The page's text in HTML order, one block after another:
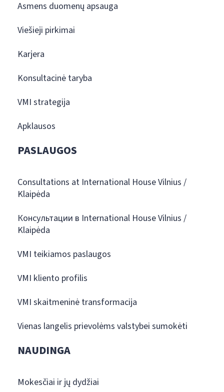
Asmens duomenų apsauga
Viešieji pirkimai
Karjera
Konsultacinė taryba
VMI strategija
Apklausos
PASLAUGOS
Consultations at International House Vilnius /
Klaipėda
Консультации в International House Vilnius /
Klaipėda
VMI teikiamos paslaugos
VMI kliento profilis
VMI skaitmeninė transformacija
Vienas langelis prievolėms valstybei sumokėti
NAUDINGA
Mokesčiai ir jų dydžiai